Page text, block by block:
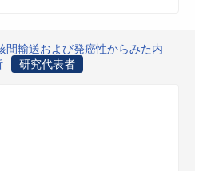
間輸送および発癌性からみた内
研究代表者